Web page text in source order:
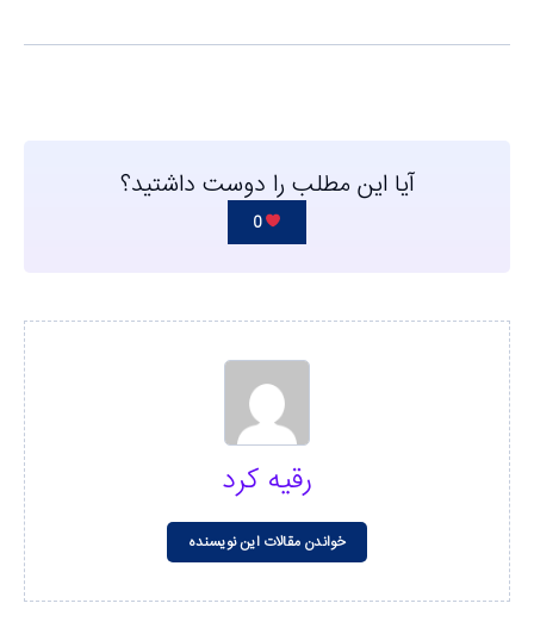
آیا این مطلب را دوست داشتید؟
0
رقیه کرد
خواندن مقالات این نویسنده